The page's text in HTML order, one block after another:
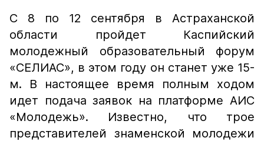
С 8 по 12 сентября в Астраханской
области пройдет Каспийский
молодежный образовательный форум
«СЕЛИАС», в этом году он станет уже 15-
м. В настоящее время полным ходом
идет подача заявок на платформе АИС
«Молодежь». Известно, что трое
представителей знаменской молодежи